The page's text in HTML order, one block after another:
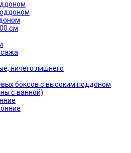
см
ничего лишнего
боксов с высоким поддоном
с ванной)